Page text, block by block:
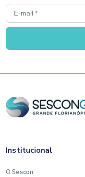
Institucional
O Sescon